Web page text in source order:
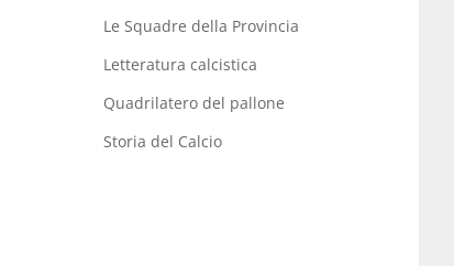
Le Squadre della Provincia
Letteratura calcistica
Quadrilatero del pallone
Storia del Calcio